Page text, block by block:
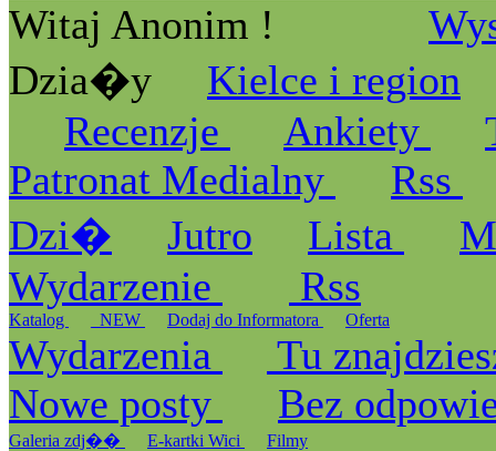
Witaj Anonim !
Dzia�y
Kielce i region
Recenzje
Ankiety
Patronat Medialny
Rss
Dzi�
Jutro Lista
Wydarzenie
Rss
Katalog _NEW Dodaj do Informatora Oferta
Wydarzenia
Tu
Nowe posty
Bez
Galeria zdj�� E-kartki Wici Filmy